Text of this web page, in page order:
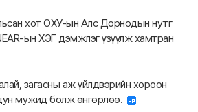
хот ОХУ-ын Алс Дорнодын нутг
ын ХЭГ дэмжлэг үзүүлж хамтран
загасны аж үйлдвэрийн хороон
мужид болж өнгөрлөө.